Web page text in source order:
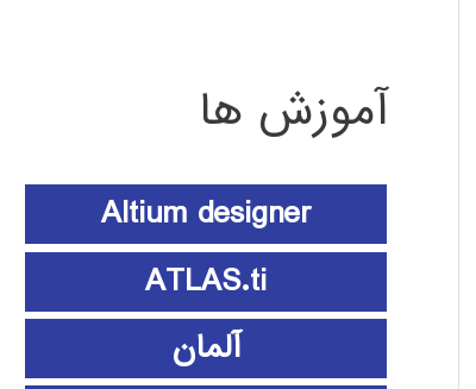
آموزش ها
Altium designer
ATLAS.ti
آلمان